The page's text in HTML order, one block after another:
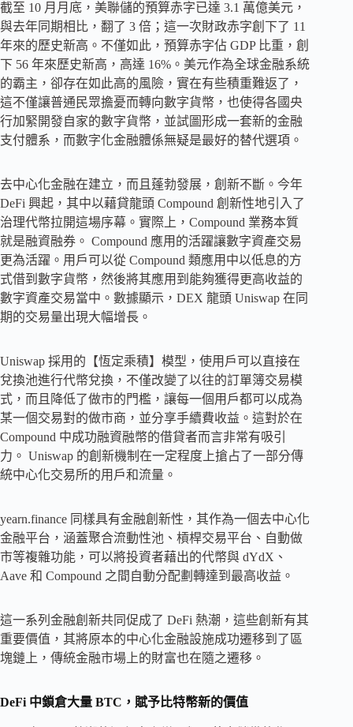
截至 10 月月底，美聯儲的預算赤字已達 3.1 萬億美元，
與去年同期相比，翻了 3 倍；這一次財政赤字創下了 11
年來的歷史新高。不僅如此，預算赤字佔 GDP 比重，創
下 56 年來歷史新高，高達 16%。美元作為全球金融系統
的霸主，卻存在如此高的風險，實在有些積重難返了，
這不僅讓普通民眾擔憂而轉向數字貨幣，也使得各國央
行加緊開發自家的數字貨幣，並試圖形成一套新的金融
支付體系，而數字化金融體係無疑是最好的替代選項。
去中心化金融在建立，而且蓬勃發展，創新不斷。今年
DeFi 興起，其中以藉貸龍頭 Compound 創新性地引入了
治理代幣拉開這場序幕。實際上，Compound 業務本質
就是融資融券。 Compound 應用的活躍讓數字資產交易
更為活躍。用戶可以從 Compound 類應用中以低息的方
式借到數字貨幣，然後將其應用到能夠獲得更高收益的
數字資產交易當中。數據顯示，DEX 龍頭 Uniswap 在同
期的交易量出現大幅增長。
Uniswap 採用的【恆定乘積】模型，使用戶可以直接在
兌換池進行代幣兌換，不僅改變了以往的訂單簿交易模
式，而且降低了做市的門檻，讓每一個用戶都可以成為
某一個交易對的做市商，並分享手續費收益。這對於在
Compound 中成功融資融幣的借貸者而言非常有吸引
力。 Uniswap 的創新機制在一定程度上搶占了一部分傳
統中心化交易所的用戶和流量。
yearn.finance 同樣具有金融創新性，其作為一個去中心化
金融平台，涵蓋聚合流動性池、槓桿交易平台、自動做
市等複雜功能，可以將投資者藉出的代幣與 dYdX、
Aave 和 Compound 之間自動分配劃轉達到最高收益。
這一系列金融創新共同促成了 DeFi 熱潮，這些創新有其
重要價值，其將原本的中心化金融設施成功遷移到了區
塊鏈上，傳統金融市場上的財富也在隨之遷移。
DeFi 中鎖倉大量 BTC，賦予比特幣新的價值